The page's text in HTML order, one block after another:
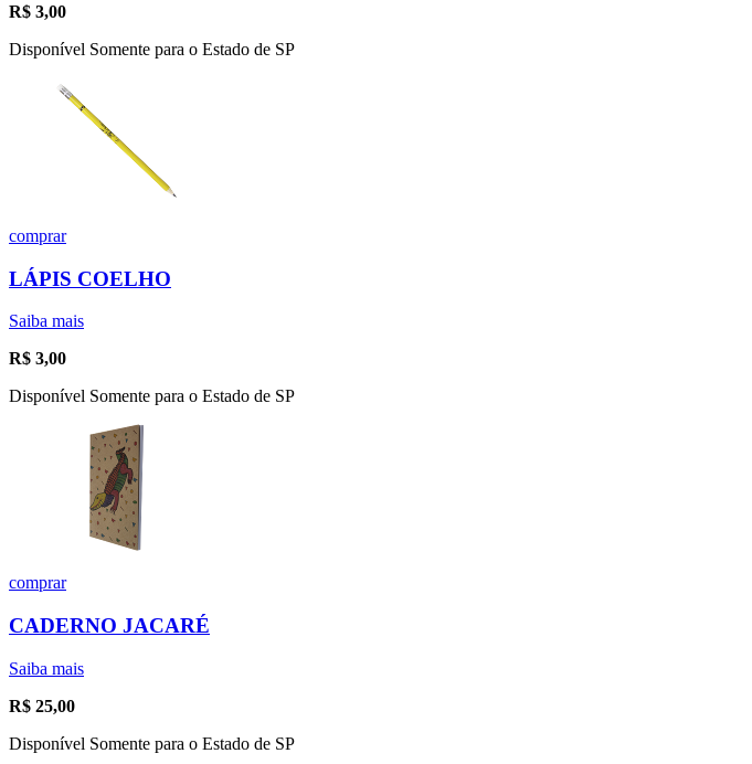
R$ 3,00
Disponível Somente para o Estado de SP
comprar
LÁPIS COELHO
Saiba mais
R$ 3,00
Disponível Somente para o Estado de SP
comprar
CADERNO JACARÉ
Saiba mais
R$ 25,00
Disponível Somente para o Estado de SP